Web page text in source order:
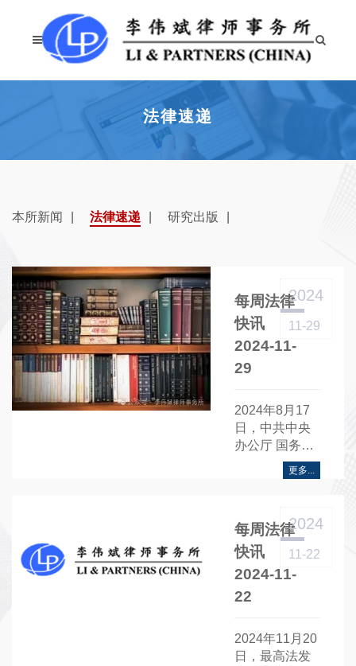
法律速递
本所新闻 法律速递 研究出版
每周法律
快讯
2024-11-
29
2024
11-29
2024年8月17
日，中共中央
办公厅 国务院
办公厅联合发
布《关于数字
发展的意见》
更多...
每周法律
快讯
2024-11-
22
2024
11-22
2024年11月20
日，最高法发